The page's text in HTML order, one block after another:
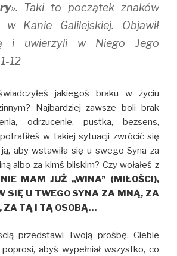
». Taki to początek znaków
w Kanie Galilejskiej. Objawił
i uwierzyli w Niego Jego
12
jakiegoś braku w życiu
Najbardziej zawsze boli brak
odrzucenie, pustka, bezsens,
w takiej sytuacji zwrócić się
aby wstawiła się u swego Syna za
albo za kimś bliskim? Czy wołałeś z
MAM JUŻ ,,WINA” (MIŁOŚCI),
SIĘ U TWEGO SYNA ZA MNĄ, ZA
ZA TĄ I TĄ OSOBĄ…
przedstawi Twoją prośbę. Ciebie
abyś wypełniał wszystko, co